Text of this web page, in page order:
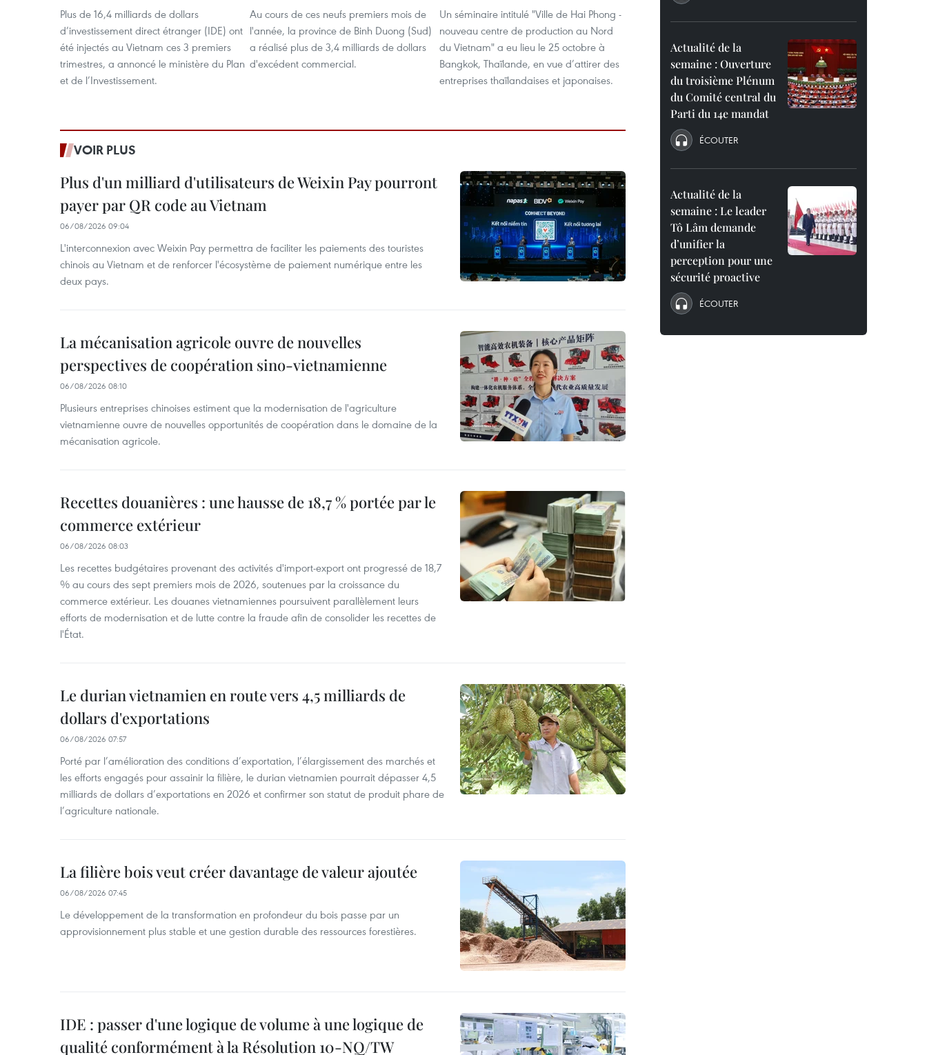
Plus de 16,4 milliards de dollars
d’investissement direct étranger (IDE) ont
été injectés au Vietnam ces 3 premiers
trimestres, a annoncé le ministère du Plan
et de l’Investissement.
Au cours de ces neufs premiers mois de
l'année, la province de Binh Duong (Sud)
a réalisé plus de 3,4 milliards de dollars
d'excédent commercial.
Un séminaire intitulé "Ville de Hai Phong -
nouveau centre de production au Nord
du Vietnam" a eu lieu le 25 octobre à
Bangkok, Thaïlande, en vue d’attirer des
entreprises thaïlandaises et japonaises.
VOIR PLUS
Plus d'un milliard d'utilisateurs de Weixin Pay pourront
payer par QR code au Vietnam
06/08/2026 09:04
L'interconnexion avec Weixin Pay permettra de faciliter les paiements des touristes
chinois au Vietnam et de renforcer l'écosystème de paiement numérique entre les
deux pays.
La mécanisation agricole ouvre de nouvelles
perspectives de coopération sino-vietnamienne
06/08/2026 08:10
Plusieurs entreprises chinoises estiment que la modernisation de l'agriculture
vietnamienne ouvre de nouvelles opportunités de coopération dans le domaine de la
mécanisation agricole.
Recettes douanières : une hausse de 18,7 % portée par le
commerce extérieur
06/08/2026 08:03
Les recettes budgétaires provenant des activités d'import-export ont progressé de 18,7
% au cours des sept premiers mois de 2026, soutenues par la croissance du
commerce extérieur. Les douanes vietnamiennes poursuivent parallèlement leurs
efforts de modernisation et de lutte contre la fraude afin de consolider les recettes de
l'État.
Le durian vietnamien en route vers 4,5 milliards de
dollars d'exportations
06/08/2026 07:57
Porté par l’amélioration des conditions d’exportation, l’élargissement des marchés et
les efforts engagés pour assainir la filière, le durian vietnamien pourrait dépasser 4,5
milliards de dollars d’exportations en 2026 et confirmer son statut de produit phare de
l’agriculture nationale.
La filière bois veut créer davantage de valeur ajoutée
06/08/2026 07:45
Le développement de la transformation en profondeur du bois passe par un
approvisionnement plus stable et une gestion durable des ressources forestières.
IDE : passer d'une logique de volume à une logique de
qualité conformément à la Résolution 10-NQ/TW
Actualité de la
semaine : Ouverture
du troisième Plénum
du Comité central du
Parti du 14e mandat
ÉCOUTER
Actualité de la
semaine : Le leader
Tô Lâm demande
d’unifier la
perception pour une
sécurité proactive
ÉCOUTER